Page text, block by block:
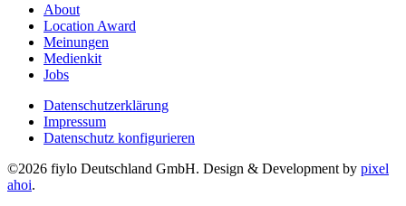
About
Location Award
Meinungen
Medienkit
Jobs
Datenschutzerklärung
Impressum
Datenschutz konfigurieren
©2026 fiylo Deutschland GmbH. Design & Development by pixel
ahoi.